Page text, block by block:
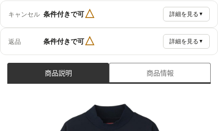
キャンセル 条件付きで可△ 詳細を見る ▼
返品 条件付きで可△ 詳細を見る ▼
商品説明 商品情報